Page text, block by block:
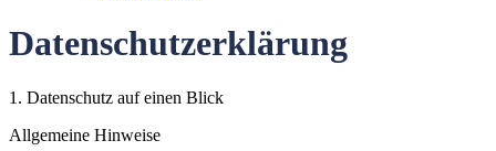
Datenschutzerklärung
1. Datenschutz auf einen Blick
Allgemeine Hinweise